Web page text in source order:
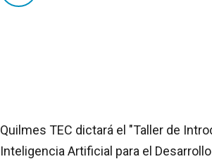
Quilmes TEC dictará el "Taller de
Inteligencia Artificial para el